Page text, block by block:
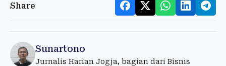
Share
Sunartono
Jurnalis Harian Jogja, bagian dari Bisnis